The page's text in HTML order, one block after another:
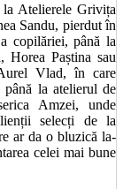
Atelierele Grivița
Sandu, pierdut în
copilăriei, până la
Horea Paștina sau
Vlad, în care
la atelierul de
Amzei, unde
selecți de la
ar da o bluzică la-
celei mai bune